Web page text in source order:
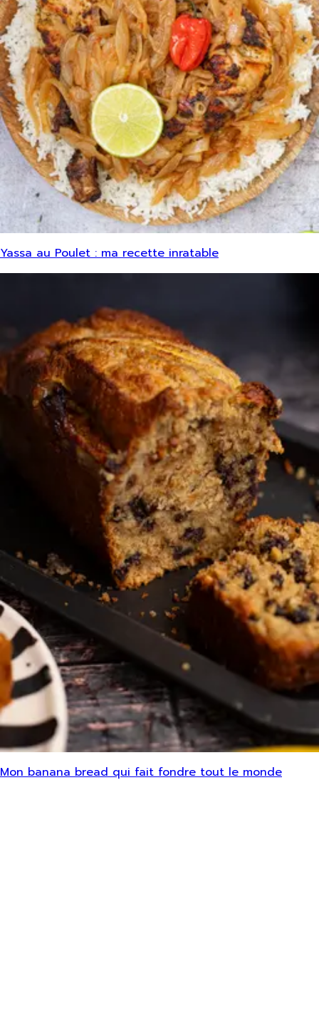
Yassa au Poulet : ma recette inratable
Mon banana bread qui fait fondre tout le monde